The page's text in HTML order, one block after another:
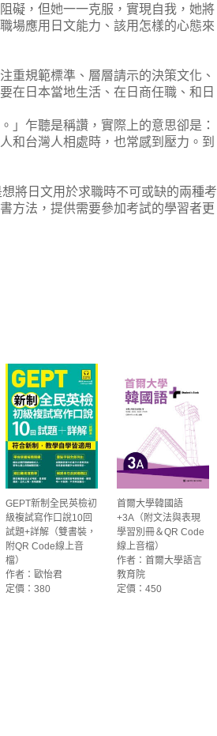
，但她一一克服，實現自我，她將
場應用日文能力、該用怎樣的心態來
規範標準、層層請示的決策文化、
日本當地生活、在日商任職、和日
乍聽是稱讚，實際上的意思卻是：
和台灣人相處時，也常感到壓力。到
日文用於求職時不可或缺的兩種考
方法，提供需要參加考試的學習者更
GEPT新制全民英檢初
級複試寫作口說10回
試題+詳解（雙書裝，
附QR Code線上音
檔）
作者：歐怡君
定價：380
首爾大學韓國語
+3A（附文法與表現
學習別冊＆QR Code
線上音檔）
作者：首爾大學語言
教育院
定價：450